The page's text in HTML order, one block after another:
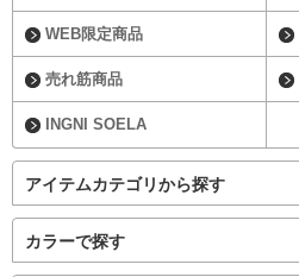
WEB限定商品
売れ筋商品
INGNI SOELA
アイテムカテゴリから探す
カラーで探す